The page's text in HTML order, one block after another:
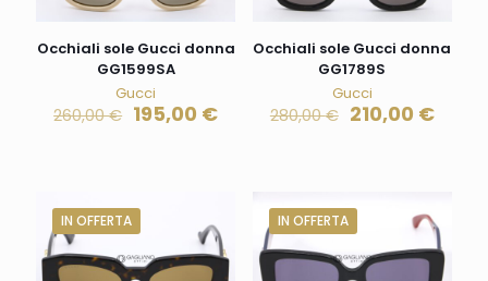
Occhiali sole Gucci donna
GG1599SA
Gucci
260,00€ 195,00 €
Occhiali sole Gucci donna
GG1789S
Gucci
280,00€ 210,00 €
IN OFFERTA IN OFFERTA